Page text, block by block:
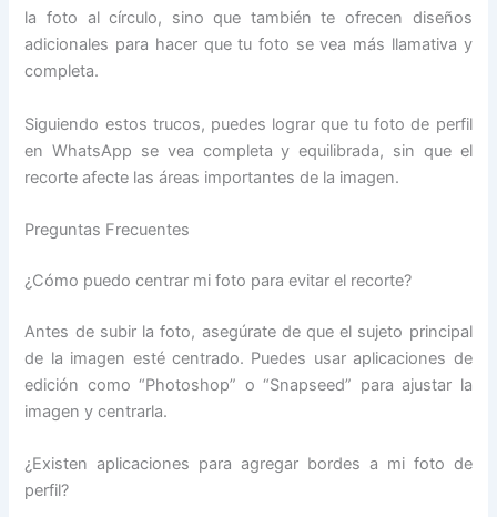
la foto al círculo, sino que también te ofrecen diseños
adicionales para hacer que tu foto se vea más llamativa y
completa.
Siguiendo estos trucos, puedes lograr que tu foto de perfil
en WhatsApp se vea completa y equilibrada, sin que el
recorte afecte las áreas importantes de la imagen.
Preguntas Frecuentes
¿Cómo puedo centrar mi foto para evitar el recorte?
Antes de subir la foto, asegúrate de que el sujeto principal
de la imagen esté centrado. Puedes usar aplicaciones de
edición como “Photoshop” o “Snapseed” para ajustar la
imagen y centrarla.
¿Existen aplicaciones para agregar bordes a mi foto de
perfil?